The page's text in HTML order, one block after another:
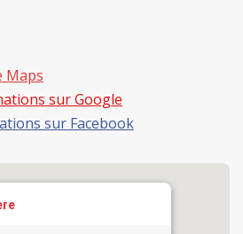
Maps
sur Google
sur Facebook